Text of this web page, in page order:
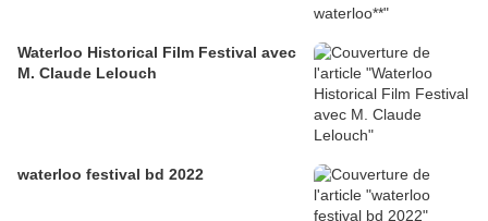
Waterloo Historical Film Festival avec
M. Claude Lelouch
waterloo festival bd 2022